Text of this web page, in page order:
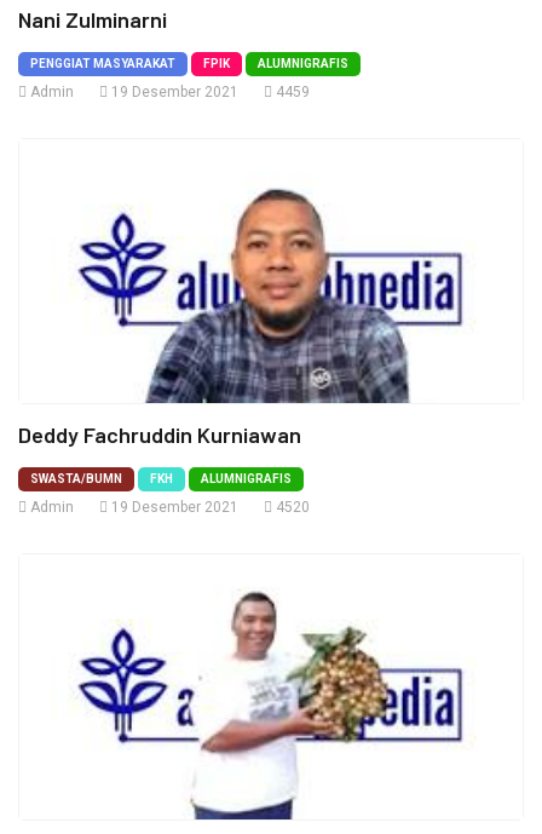
Nani Zulminarni
PENGGIAT MASYARAKAT FPIK ALUMNIGRAFIS
Admin 19 Desember 2021 4459
Deddy Fachruddin Kurniawan
SWASTA/BUMN FKH ALUMNIGRAFIS
Admin 19 Desember 2021 4520